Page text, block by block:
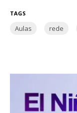
TAGS
Aulas rede